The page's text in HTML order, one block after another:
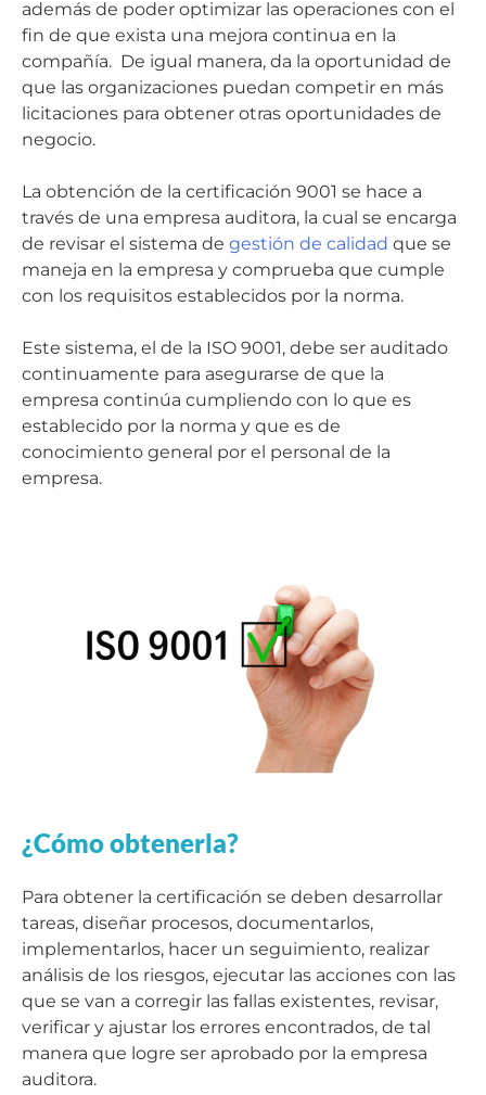
además de poder optimizar las operaciones con el
fin de que exista una mejora continua en la
compañía. De igual manera, da la oportunidad de
que las organizaciones puedan competir en más
licitaciones para obtener otras oportunidades de
negocio.
La obtención de la certificación 9001 se hace a
través de una empresa auditora, la cual se encarga
de revisar el sistema de gestión de calidad que se
maneja en la empresa y comprueba que cumple
con los requisitos establecidos por la norma.
Este sistema, el de la ISO 9001, debe ser auditado
continuamente para asegurarse de que la
empresa continúa cumpliendo con lo que es
establecido por la norma y que es de
conocimiento general por el personal de la
empresa.
¿Cómo obtenerla?
Para obtener la certificación se deben desarrollar
tareas, diseñar procesos, documentarlos,
implementarlos, hacer un seguimiento, realizar
análisis de los riesgos, ejecutar las acciones con las
que se van a corregir las fallas existentes, revisar,
verificar y ajustar los errores encontrados, de tal
manera que logre ser aprobado por la empresa
auditora.